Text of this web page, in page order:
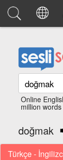
Online
million
doğmak
Türkçe -